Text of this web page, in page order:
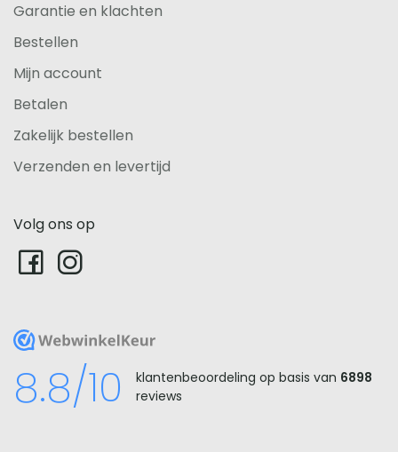
Garantie en klachten
Bestellen
Mijn account
Betalen
Zakelijk bestellen
Verzenden en levertijd
Volg ons op
WebwinkelKeur
8.8/10 klantenbeoordeling op basis van 6898
reviews